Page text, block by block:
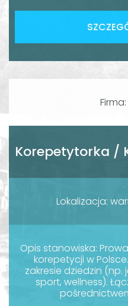
Lokalizacja:
Opis stanowiska:
korepetycji w
zakresie dziedzin (np.
sport, wellness).